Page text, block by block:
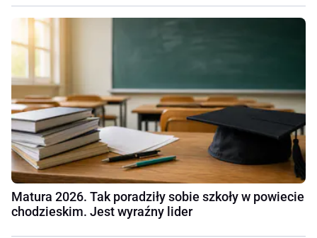
Matura 2026. Tak poradziły sobie szkoły w powiecie
chodzieskim. Jest wyraźny lider